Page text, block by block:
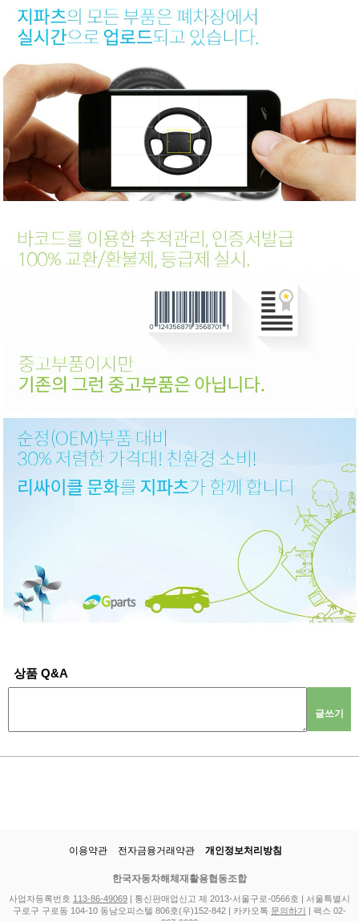
상품 Q&A
글쓰기
이용약관 전자금융거래약관 개인정보처리방침
한국자동차해체재활용협동조합
사업자등록번호 113-86-49069 | 통신판매업신고 제 2013-서울구로-0566호 | 서울특별시
구로구 구로동 104-10 동남오피스텔 806호(우)152-842 | 카카오톡 문의하기
| 팩스 02-